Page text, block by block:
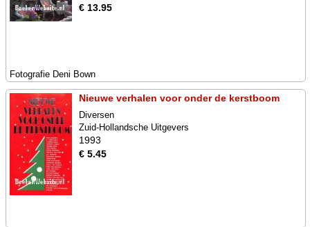
€ 13.95
Fotografie Deni Bown
Nieuwe verhalen voor onder de kerstboom
Diversen
Zuid-Hollandsche Uitgevers
1993
€ 5.45